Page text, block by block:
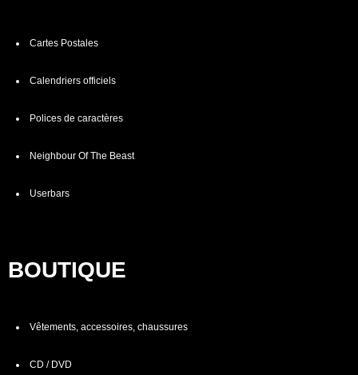
Cartes Postales
Calendriers officiels
Polices de caractères
Neighbour Of The Beast
Userbars
BOUTIQUE
Vêtements, accessoires, chaussures
CD / DVD